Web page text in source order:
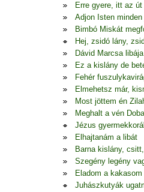
Erre gyere, itt az út
Adjon Isten minden
Bimbó Miskát
Hej, zsidó lány,
Dávid Marcsa libája
Ez a kislány de
Fehér
Elmehetsz már,
Most jöttem én
Meghalt a vén
Jézus
Elhajtanám a libát
Barna kislány,
Szegény legény
Eladom a kakasom
Juhászkutyák